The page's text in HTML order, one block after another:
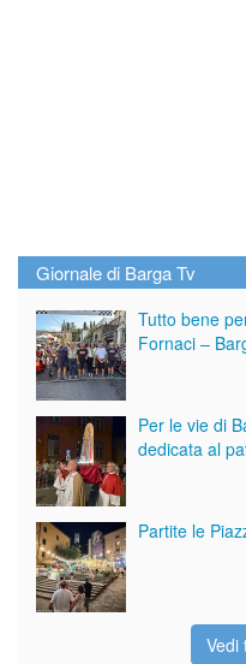
Giornale di Barga Tv
Tutto bene
Fornaci –
Per le vie di
dedicata al
Partite le
Vedi